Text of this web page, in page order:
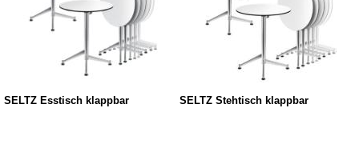
SELTZ Esstisch klappbar SELTZ Stehtisch klappbar